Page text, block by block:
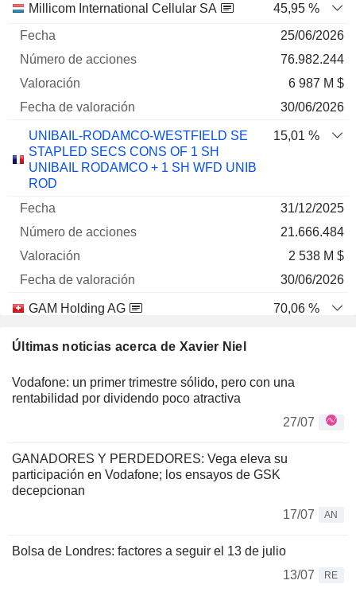
Empresa
Número
valoración
Millicom International Cellular SA
45,95 %
25/06/2026
76.982.244
6 987 M $
30/06/2026
UNIBAIL-RODAMCO-WESTFIELD SE
STAPLED SECS CONS OF 1 SH
UNIBAIL RODAMCO + 1 SH WFD UNIB
ROD
15,01 %
31/12/2025
21.666.484
2 538 M $
30/06/2026
GAM Holding AG
70,06 %
24/02/2026
3 M $
Últimas noticias acerca de Xavier Niel
Vodafone: un primer trimestre sólido, pero con una
rentabilidad por dividendo poco atractiva
27/07
GANADORES Y PERDEDORES: Vega eleva su
participación en Vodafone; los ensayos de GSK
decepcionan
17/07
AN
Bolsa de Londres: factores a seguir el 13 de julio
13/07
RE